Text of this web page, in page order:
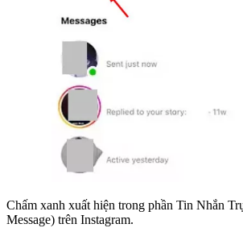
Chấm xanh xuất hiện trong phần Tin Nhắn
Message) trên Instagram.